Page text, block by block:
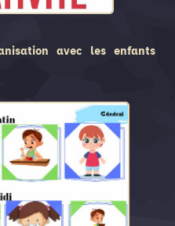
avec les enfants